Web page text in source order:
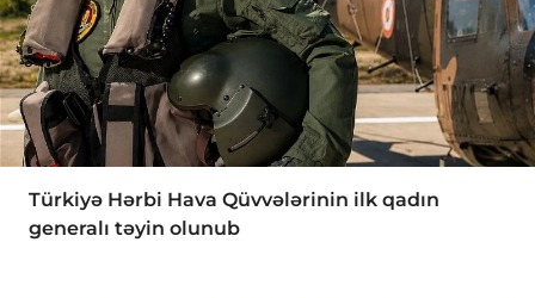
Türkiyə Hərbi Hava Qüvvələrinin ilk qadın
generalı təyin olunub